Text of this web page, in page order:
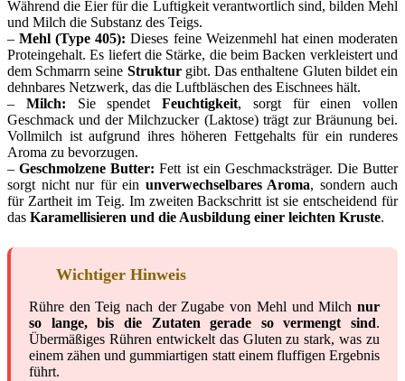
Während die Eier für die Luftigkeit verantwortlich sind, bilden Mehl
und Milch die Substanz des Teigs.
–Mehl (Type 405): Dieses feine Weizenmehl hat einen moderaten
Proteingehalt. Es liefert die Stärke, die beim Backen verkleistert und
dem Schmarrn seine Strukturgibt. Das enthaltene Gluten bildet ein
dehnbares Netzwerk, das die Luftbläschen des Eischnees hält.
– Milch: Sie spendet Feuchtigkeit, sorgt für einen vollen
Geschmack und der Milchzucker (Laktose) trägt zur Bräunung bei.
Vollmilch ist aufgrund ihres höheren Fettgehalts für ein runderes
Aroma zu bevorzugen.
–Geschmolzene Butter: Fett ist ein Geschmacksträger. Die Butter
sorgt nicht nur für ein unverwechselbares Aroma, sondern auch
für Zartheit im Teig. Im zweiten Backschritt ist sie entscheidend für
das Karamellisieren und die Ausbildung einer leichten Kruste.
Wichtiger Hinweis
Rühre den Teig nach der Zugabe von Mehl und Milch nur
so lange, bis die Zutaten gerade so vermengt sind.
Übermäßiges Rühren entwickelt das Gluten zu stark, was zu
einem zähen und gummiartigen statt einem fluffigen Ergebnis
führt.